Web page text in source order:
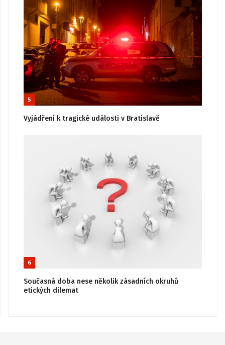
5
Vyjádření k tragické události v Bratislavě
6
Současná doba nese několik zásadních okruhů
etických dilemat